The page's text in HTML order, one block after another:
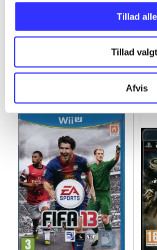
Tillad alle
Tillad
Afvis
Minder om